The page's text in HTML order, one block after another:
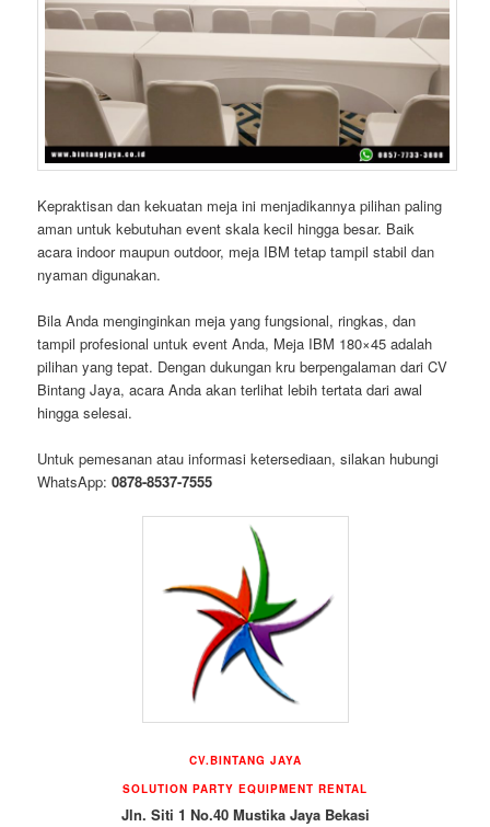
Kepraktisan dan kekuatan meja ini menjadikannya pilihan paling
aman untuk kebutuhan event skala kecil hingga besar. Baik
acara indoor maupun outdoor, meja IBM tetap tampil stabil dan
nyaman digunakan.
Bila Anda menginginkan meja yang fungsional, ringkas, dan
tampil profesional untuk event Anda, Meja IBM 180×45 adalah
pilihan yang tepat. Dengan dukungan kru berpengalaman dari CV
Bintang Jaya, acara Anda akan terlihat lebih tertata dari awal
hingga selesai.
Untuk pemesanan atau informasi ketersediaan, silakan hubungi
WhatsApp:0878-8537-7555
CV.BINTANG JAYA
SOLUTION PARTY EQUIPMENT RENTAL
Jln. Siti 1 No.40 Mustika Jaya Bekasi